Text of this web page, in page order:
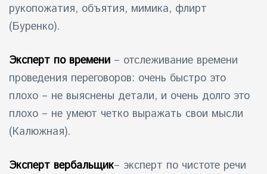
рукопожатия, объятия, мимика, флирт
(Буренко).
Эксперт по времени – отслеживание времени
проведения переговоров: очень быстро это
плохо – не выяснены детали, и очень долго это
плохо – не умеют четко выражать свои мысли
(Калюжная).
Эксперт вербальщик– эксперт по чистоте речи